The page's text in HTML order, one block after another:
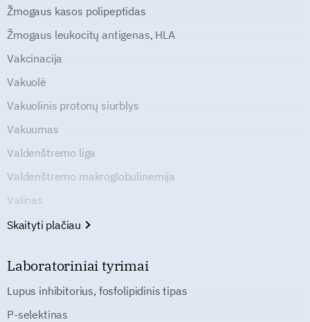
Žmogaus kasos polipeptidas
Žmogaus leukocitų antigenas, HLA
Vakcinacija
Vakuolė
Vakuolinis protonų siurblys
Vakuumas
Valdenštremo liga
Valdenštremo makroglobulinemija
Valinas
Skaityti plačiau
Laboratoriniai tyrimai
Lupus inhibitorius, fosfolipidinis tipas
P-selektinas